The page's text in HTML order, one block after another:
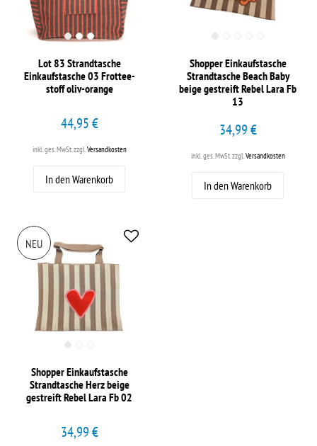
Lot 83 Strandtasche
Einkaufstasche 03 Frottee-
stoff oliv-orange
44,95 €
inkl. ges. MwSt.zzgl.Versandkosten
In den Warenkorb
Shopper Einkaufstasche
Strandtasche Beach Baby
beige gestreift Rebel Lara Fb
13
34,99 €
inkl. ges. MwSt.zzgl.Versandkosten
In den Warenkorb
NEU
Shopper Einkaufstasche
Strandtasche Herz beige
gestreift Rebel Lara Fb 02
34,99 €